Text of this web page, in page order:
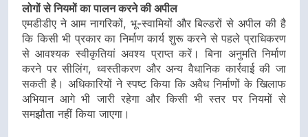
लोगों से नियमों का पालन करने की अपील
एमडीडीए ने आम नागरिकों, भू-स्वामियों और बिल्डरों से अपील की है
कि किसी भी प्रकार का निर्माण कार्य शुरू करने से पहले प्राधिकरण
से आवश्यक स्वीकृतियां अवश्य प्राप्त करें। बिना अनुमति निर्माण
करने पर सीलिंग, ध्वस्तीकरण और अन्य वैधानिक कार्रवाई की जा
सकती है। अधिकारियों ने स्पष्ट किया कि अवैध निर्माणों के खिलाफ
अभियान आगे भी जारी रहेगा और किसी भी स्तर पर नियमों से
समझौता नहीं किया जाएगा।